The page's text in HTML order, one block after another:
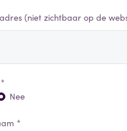
(niet zichtbaar op de
Nee
*